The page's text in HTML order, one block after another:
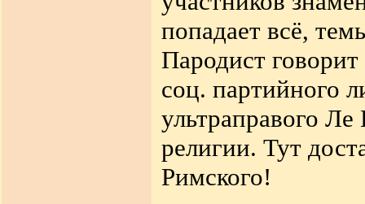
попадает всё,
Пародист
соц. партийного
ультраправого
религии. Тут
Римского!